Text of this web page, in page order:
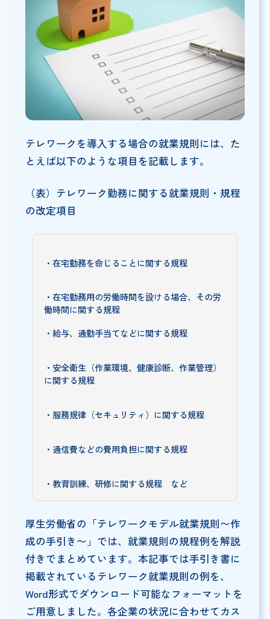
テレワークを導入する場合の就業規則には、た
とえば以下のような項目を記載します。
（表）テレワーク勤務に関する就業規則・規程
の改定項目
・在宅勤務を命じることに関する規程
・在宅勤務用の労働時間を設ける場合、その労
働時間に関する規程
・給与、通勤手当てなどに関する規程
・安全衛生（作業環境、健康診断、作業管理）
に関する規程
・服務規律（セキュリティ）に関する規程
・通信費などの費用負担に関する規程
・教育訓練、研修に関する規程 など
厚生労働省の「テレワークモデル就業規則〜作
成の手引き〜」では、就業規則の規程例を解説
付きでまとめています。本記事では手引き書に
掲載されているテレワーク就業規則の例を、
Word形式でダウンロード可能なフォーマットを
ご用意しました。各企業の状況に合わせてカス